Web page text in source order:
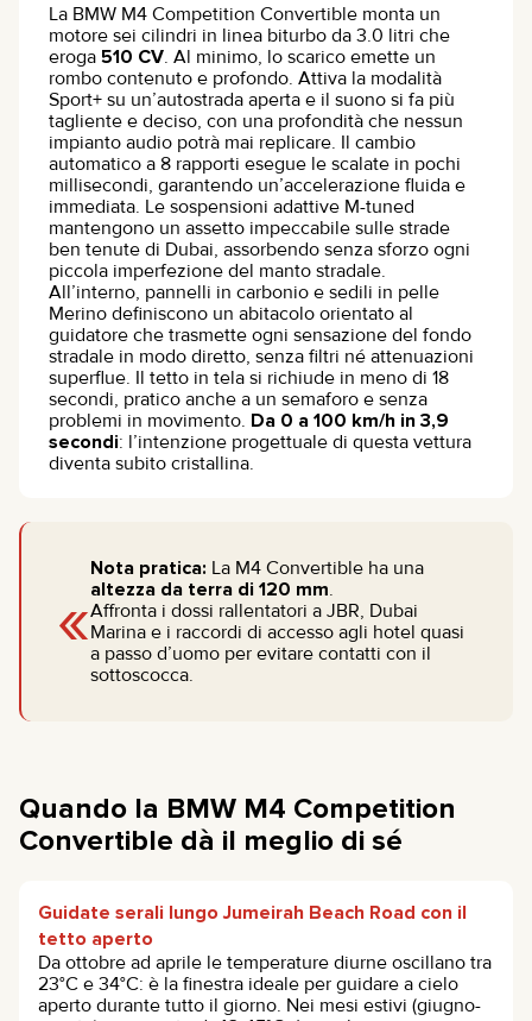
La BMW M4 Competition Convertible monta un
motore sei cilindri in linea biturbo da 3.0 litri che
eroga 510 CV. Al minimo, lo scarico emette un
rombo contenuto e profondo. Attiva la modalità
Sport+ su un’autostrada aperta e il suono si fa più
tagliente e deciso, con una profondità che nessun
impianto audio potrà mai replicare. Il cambio
automatico a 8 rapporti esegue le scalate in pochi
millisecondi, garantendo un’accelerazione fluida e
immediata. Le sospensioni adattive M-tuned
mantengono un assetto impeccabile sulle strade
ben tenute di Dubai, assorbendo senza sforzo ogni
piccola imperfezione del manto stradale.
All’interno, pannelli in carbonio e sedili in pelle
Merino definiscono un abitacolo orientato al
guidatore che trasmette ogni sensazione del fondo
stradale in modo diretto, senza filtri né attenuazioni
superflue. Il tetto in tela si richiude in meno di 18
secondi, pratico anche a un semaforo e senza
problemi in movimento. Da 0 a 100 km/h in 3,9
secondi: l’intenzione progettuale di questa vettura
diventa subito cristallina.
«
Nota pratica: La M4 Convertible ha una
altezza da terra di 120 mm.
Affronta i dossi rallentatori a JBR, Dubai
Marina e i raccordi di accesso agli hotel quasi
a passo d’uomo per evitare contatti con il
sottoscocca.
Quando la BMW M4 Competition
Convertible dà il meglio di sé
Guidate serali lungo Jumeirah Beach Road con il
tetto aperto
Da ottobre ad aprile le temperature diurne oscillano tra
23°C e 34°C: è la finestra ideale per guidare a cielo
aperto durante tutto il giorno. Nei mesi estivi (giugno-